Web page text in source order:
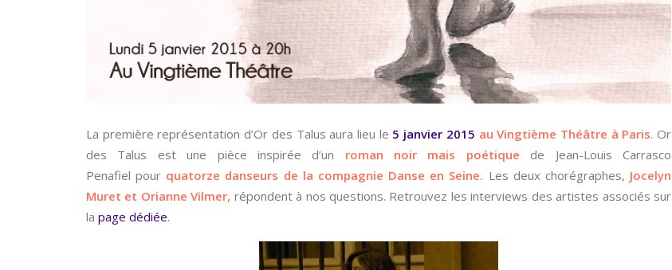
La première représentation d’Or des Talus aura lieu le 5 janvier 2015 au Vingtième Théâtre à Paris. Or
des Talus est une pièce inspirée d’un roman noir mais poétique de Jean-Louis Carrasco
Penafiel pour quatorze danseurs de la compagnie Danse en Seine. Les deux chorégraphes, Jocelyn
Muret et Orianne Vilmer, répondent à nos questions. Retrouvez les interviews des artistes associés sur
la page dédiée.